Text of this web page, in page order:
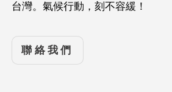
台灣。氣候行動，刻不容緩！
聯絡我們